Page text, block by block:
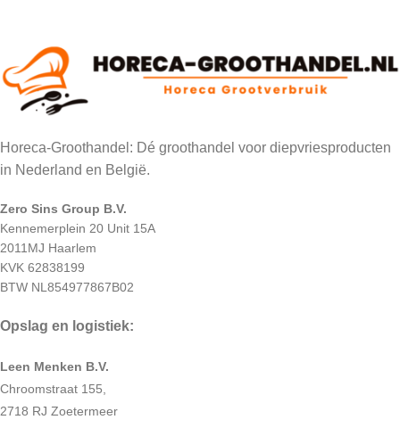
Horeca-Groothandel: Dé groothandel voor diepvriesproducten
in Nederland en België.
Zero Sins Group B.V.
Kennemerplein 20 Unit 15A
2011MJ Haarlem
KVK 62838199
BTW NL854977867B02
Opslag en logistiek:
Leen Menken B.V.
Chroomstraat 155,
2718 RJ Zoetermeer